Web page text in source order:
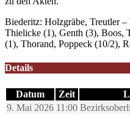
Biederitz: Holzgräbe, Treutler
Thielicke (1), Genth (3), Boos,
(1), Thorand, Poppeck (10/2),
Details
Datum Zeit
9. Mai 2026 11:00